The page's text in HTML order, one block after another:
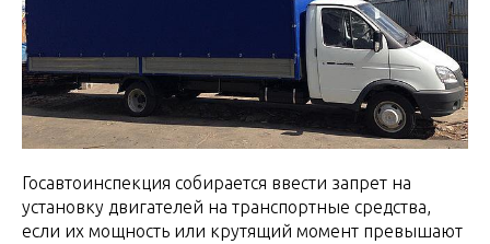
Госавтоинспекция собирается ввести запрет на
установку двигателей на транспортные средства,
если их мощность или крутящий момент превышают